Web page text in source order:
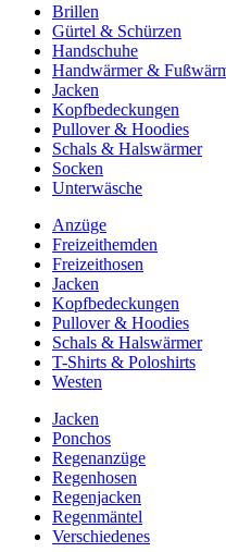
Brillen
Gürtel & Schürzen
Handschuhe
Handwärmer &
Jacken
Kopfbedeckungen
Pullover & Hoodies
Schals & Halswärmer
Socken
Unterwäsche
Anzüge
Freizeithemden
Freizeithosen
Jacken
Kopfbedeckungen
Pullover & Hoodies
Schals & Halswärmer
T-Shirts & Poloshirts
Westen
Jacken
Ponchos
Regenanzüge
Regenhosen
Regenjacken
Regenmäntel
Verschiedenes